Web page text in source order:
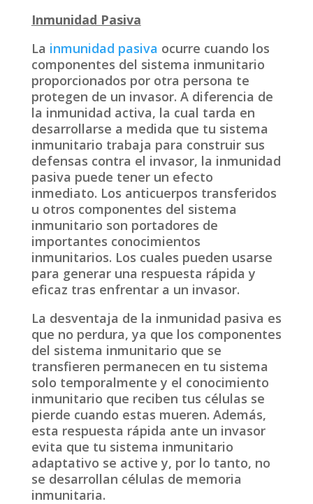
Inmunidad Pasiva
La inmunidad pasiva ocurre cuando los
componentes del sistema inmunitario
proporcionados por otra persona te
protegen de un invasor. A diferencia de
la inmunidad activa, la cual tarda en
desarrollarse a medida que tu sistema
inmunitario trabaja para construir sus
defensas contra el invasor, la inmunidad
pasiva puede tener un efecto
inmediato. Los anticuerpos transferidos
u otros componentes del sistema
inmunitario son portadores de
importantes conocimientos
inmunitarios. Los cuales pueden usarse
para generar una respuesta rápida y
eficaz tras enfrentar a un invasor.
La desventaja de la inmunidad pasiva es
que no perdura, ya que los componentes
del sistema inmunitario que se
transfieren permanecen en tu sistema
solo temporalmente y el conocimiento
inmunitario que reciben tus células se
pierde cuando estas mueren. Además,
esta respuesta rápida ante un invasor
evita que tu sistema inmunitario
adaptativo se active y, por lo tanto, no
se desarrollan células de memoria
inmunitaria.